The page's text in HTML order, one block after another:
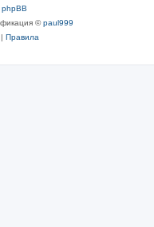
phpBB
©paul999
Правила